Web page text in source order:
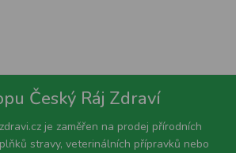
Český Ráj Zdraví
je zaměřen na prodej přírodních
stravy, veterinálních přípravků nebo